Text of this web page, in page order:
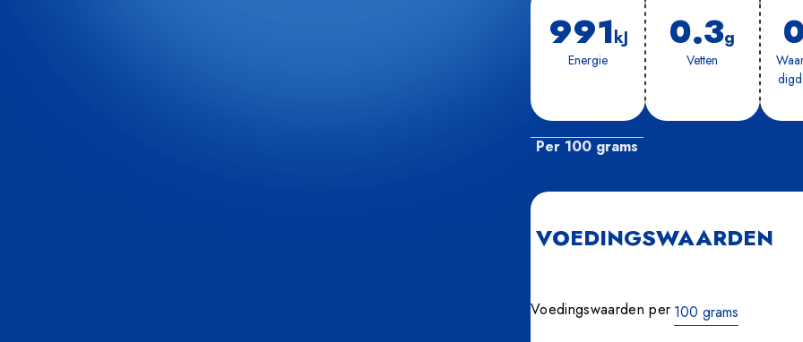
991kJ
Ener­gie
0.3g
Vet­ten
Per 100 grams
VOEDINGSWAARDEN
Voedingswaarden per 100 grams